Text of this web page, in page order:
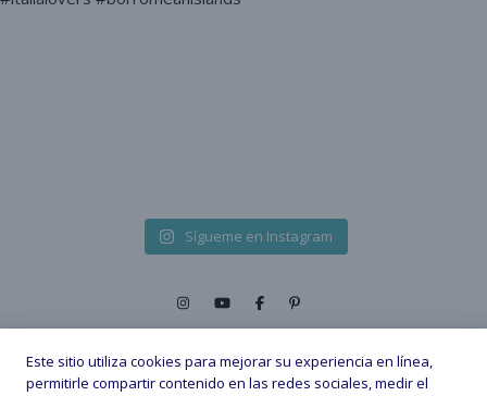
Sígueme en Instagram
Este sitio utiliza cookies para mejorar su experiencia en línea,
permitirle compartir contenido en las redes sociales, medir el